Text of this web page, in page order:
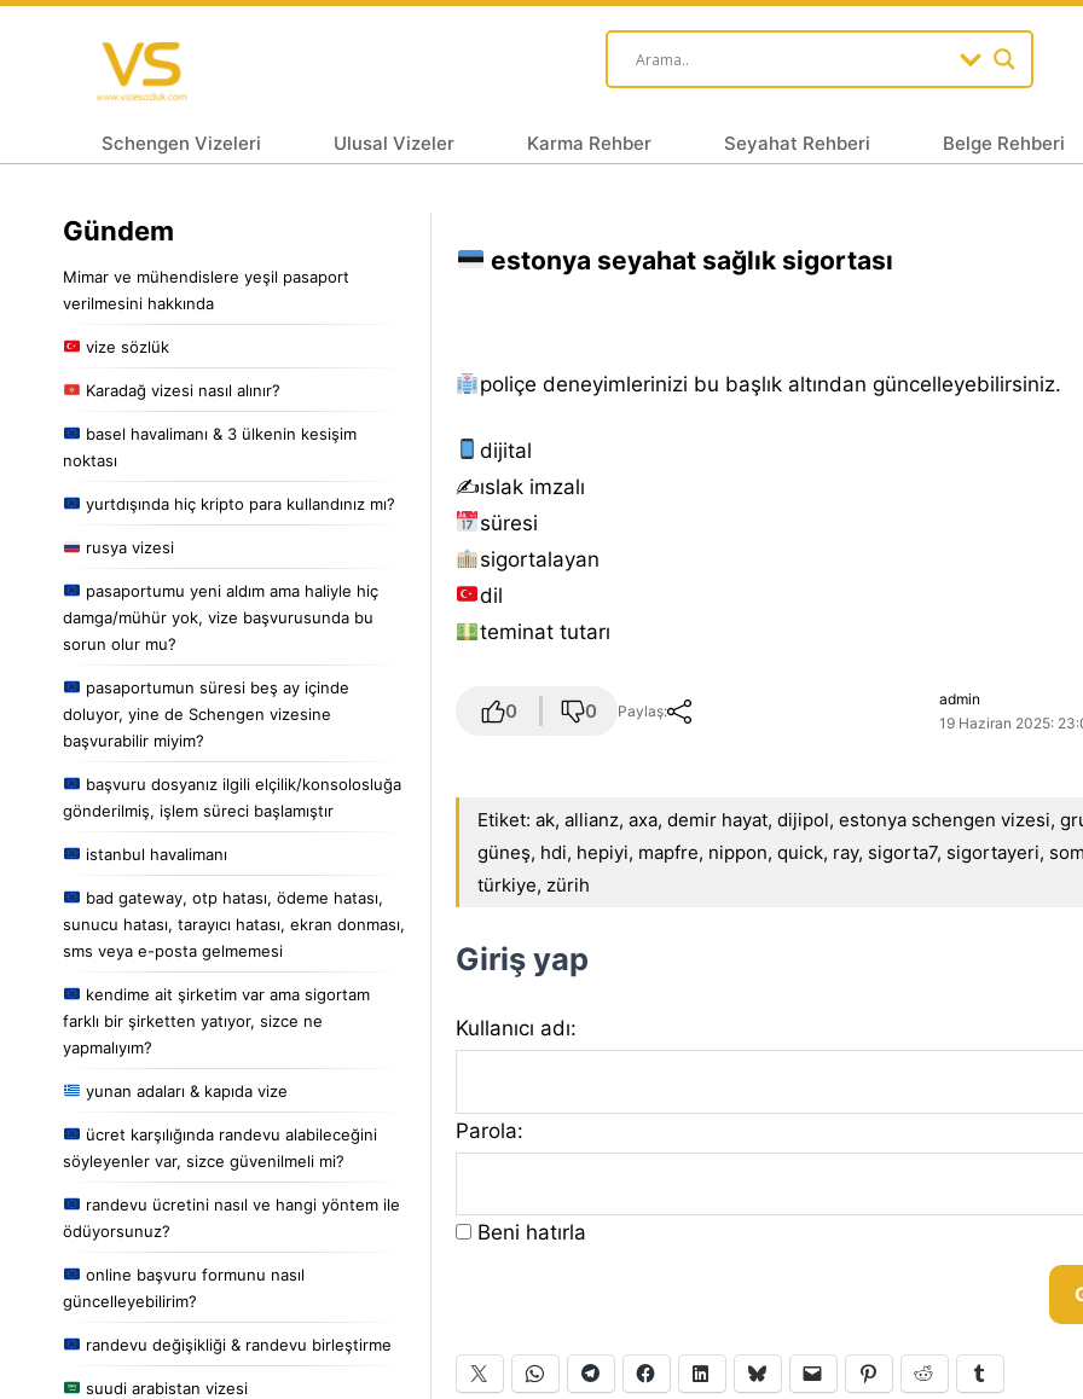
Schengen Vizeleri Ulusal Vizeler Karma Rehber Seyahat Rehberi Belge Rehberi
Gündem
Mimar ve mühendislere yeşil pasaport
verilmesini hakkında
vize sözlük
Karadağ vizesi nasıl alınır?
basel havalimanı & 3 ülkenin kesişim
noktası
yurtdışında hiç kripto para kullandınız mı?
rusya vizesi
pasaportumu yeni aldım ama haliyle hiç
damga/mühür yok, vize başvurusunda bu
sorun olur mu?
pasaportumun süresi beş ay içinde
doluyor, yine de Schengen vizesine
başvurabilir miyim?
başvuru dosyanız ilgili elçilik/konsolosluğa
gönderilmiş, işlem süreci başlamıştır
istanbul havalimanı
bad gateway, otp hatası, ödeme hatası,
sunucu hatası, tarayıcı hatası, ekran donması,
sms veya e-posta gelmemesi
kendime ait şirketim var ama sigortam
farklı bir şirketten yatıyor, sizce ne
yapmalıyım?
yunan adaları & kapıda vize
ücret karşılığında randevu alabileceğini
söyleyenler var, sizce güvenilmeli mi?
randevu ücretini nasıl ve hangi yöntem ile
ödüyorsunuz?
online başvuru formunu nasıl
güncelleyebilirim?
randevu değişikliği & randevu birleştirme
suudi arabistan vizesi
estonya seyahat sağlık sigortası
poliçe deneyimlerinizi bu başlık altından güncelleyebilirsiniz.
dijital
✍️islak i̇mzalı
süresi
sigortalayan
dil
teminat tutarı
0 0 Paylaş:
admin
19 Haziran 2025:
Etiket:ak,allianz,axa,demir hayat,dijipol,estonya schengen vizesi,
güneş, hdi, hepiyi, mapfre, nippon,quick, ray, sigorta7, sigortayeri,
türkiye, zürih
Giriş yap
Kullanıcı adı:
Parola:
Beni hatırla